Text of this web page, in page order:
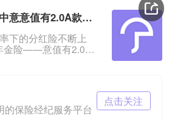
&n
领版）：这款有哪些
别？今日就来测一测
）年金保险（分红
款（快领版）保障
区别？意值有2.0B款
快返年金险爆款：中意意值有2.0A款年金保险（分红型）来了
下的分红险不断上
金险——意值有2.0A
问2.0版还值不值得
细测评，关注快返
一、意值有
的保险经纪服务平台
点击关注